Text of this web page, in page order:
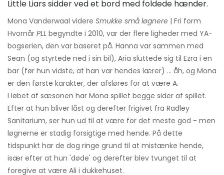
Mona Vanderwaal videre Smukke små løgnere | Fri form
Hvornår PLL begyndte i 2010, var der flere ligheder med YA-
bogserien, den var baseret på. Hanna var sammen med
Sean (og styrtede ned i sin bil), Aria sluttede sig til Ezra i en
bar (før hun vidste, at han var hendes lærer) ... åh, og Mona
er den første karakter, der afsløres for at være A.
I løbet af sæsonen har Mona spillet begge sider af spillet.
Efter at hun bliver låst og derefter frigivet fra Radley
Sanitarium, ser hun ud til at være for det meste god - men
løgnerne er stadig forsigtige med hende. På dette
tidspunkt har de dog ringe grund til at mistænke hende,
især efter at hun 'døde' og derefter blev tvunget til at
foregive at være Ali i dukkehuset.